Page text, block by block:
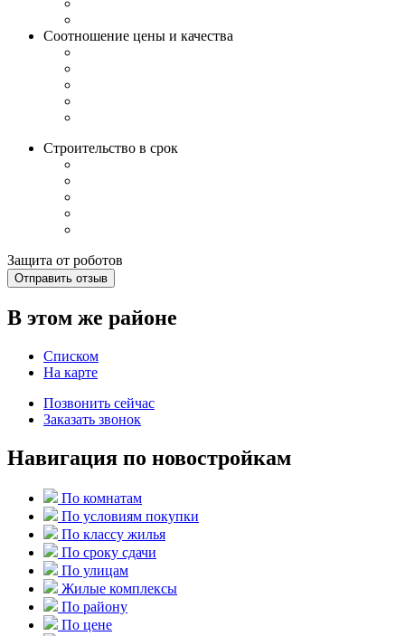
Соотношение цены и качества
Строительство в срок
Защита от роботов
Отправить отзыв
В этом же районе
Списком
На карте
Позвонить сейчас
Заказать звонок
Навигация по новостройкам
По комнатам
По условиям покупки
По классу жилья
По сроку сдачи
По улицам
Жилые комплексы
По району
По цене